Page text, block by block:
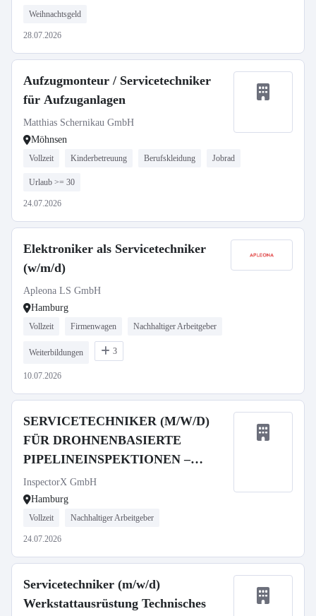
Weihnachtsgeld
28.07.2026
Aufzugmonteur / Servicetechniker
für Aufzuganlagen
Matthias Schernikau GmbH
Möhnsen
Vollzeit Kinderbetreuung Berufskleidung Jobrad
Urlaub >= 30
24.07.2026
Elektroniker als Servicetechniker
(w/m/d)
Apleona LS GmbH
Hamburg
Vollzeit Firmenwagen Nachhaltiger Arbeitgeber
Weiterbildungen 3
10.07.2026
SERVICETECHNIKER (M/W/D)
FÜR DROHNENBASIERTE
PIPELINEINSPEKTIONEN –
GERN AUCH QUEREINSTEIGER
InspectorX GmbH
Hamburg
Vollzeit Nachhaltiger Arbeitgeber
24.07.2026
Servicetechniker (m/w/d)
Werkstattausrüstung Technisches